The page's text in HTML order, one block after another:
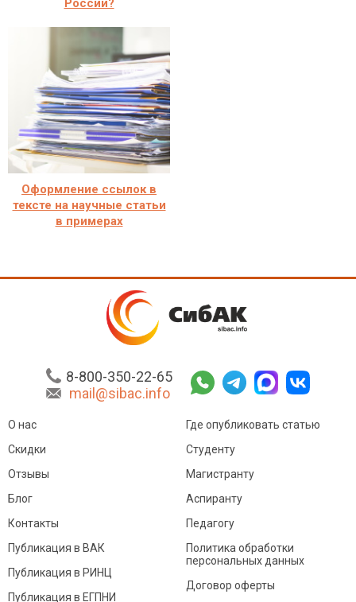
России?
Оформление ссылок в
тексте на научные статьи
в примерах
8-800-350-22-65
mail@sibac.info
О нас
Скидки
Отзывы
Блог
Контакты
Где опубликовать статью
Студенту
Магистранту
Аспиранту
Педагогу
Публикация в ВАК
Публикация в РИНЦ
Публикация в ЕГПНИ
Политика обработки
персональных данных
Договор оферты